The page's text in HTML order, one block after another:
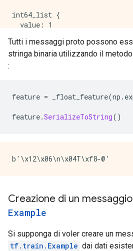
int64_list {
  value: 1
int64_list {
Tutti i messaggi proto possono
stringa binaria utilizzando il metodo
:
feature = _float_feature(np .
feature.SerializeToString()
Creazione di un messaggio
Example
Si supponga di voler creare un
tf.train.Example dai dati